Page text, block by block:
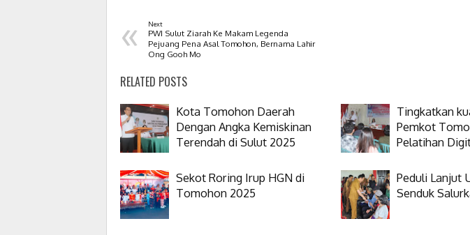
« Next
PWI Sulut Ziarah Ke Makam Legenda
Pejuang Pena Asal Tomohon, Bernama Lahir
Ong Gooh Mo
RELATED POSTS
Kota Tomohon Daerah
Dengan Angka Kemiskinan
Terendah di Sulut 2025
Tingkatkan
Pemkot
Pelatihan
Sekot Roring Irup HGN di
Tomohon 2025
Peduli Lanjut
Senduk